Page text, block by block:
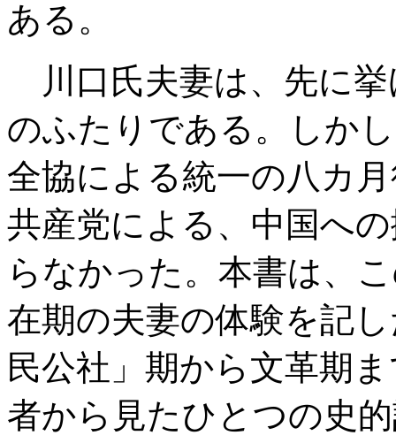
ある。
川口氏夫妻は、先に挙
のふたりである。しか
全協による統一の八カ
共産党による、中国へ
らなかった。本書は、
在期の夫妻の体験を記
民公社」期から文革期
者から見たひとつの史